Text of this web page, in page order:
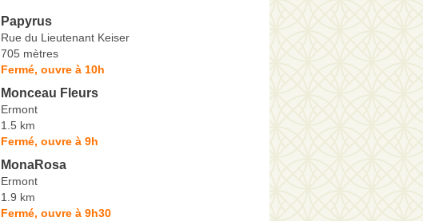
Papyrus
Rue du Lieutenant Keiser
705 mètres
Fermé, ouvre à 10h
Monceau Fleurs
Ermont
1.5 km
Fermé, ouvre à 9h
MonaRosa
Ermont
1.9 km
Fermé, ouvre à 9h30